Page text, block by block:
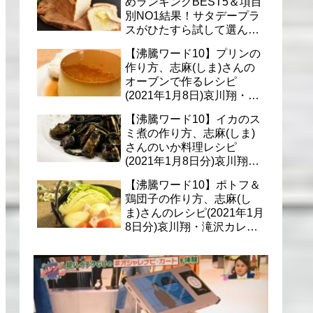
別NO1結果！サタデープラ
スがひたすら試して選んだ
【沸騰ワード10】プリンの
作り方、志麻(しま)さんの
オーブンで作るレシピ
(2021年1月8日)哀川翔・滝
理
【沸騰ワード10】イカのス
ミ煮の作り方、志麻(しま)
さんのいか料理レシピ
(2021年1月8日分)哀川翔・
【沸騰ワード10】ポトフ＆
鶏団子の作り方、志麻(し
ま)さんのレシピ(2021年1月
8日分)哀川翔・滝沢カレ